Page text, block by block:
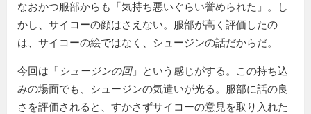
なおかつ服部からも
気持ち悪いぐらい誉められた
。し
かし、サイコーの顔はさえない。服部が高く評価したの
は、サイコーの絵ではなく、シュージンの話だからだ。
今回は「 シュージンの回」という感じがする。この持ち込
みの場面でも、シュージンの気遣いが光る。服部に話の良
さを評価されると、すかさずサイコーの意見を取り入れた